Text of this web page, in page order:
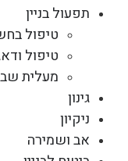
תפעול בניין
טיפול
טיפול
מעלית
גינון
ניקיון
אב ושמירה